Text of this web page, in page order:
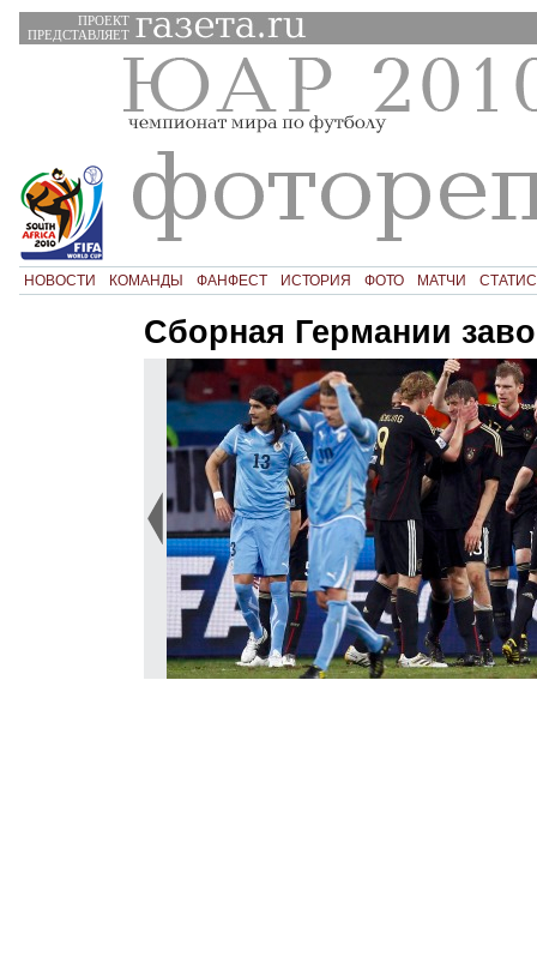
ПРОЕКТ
ПРЕДСТАВЛЯЕТ
НОВОСТИ КОМАНДЫ ФАНФЕСТ ИСТОРИЯ ФОТО МАТЧИ
Сборная Германии